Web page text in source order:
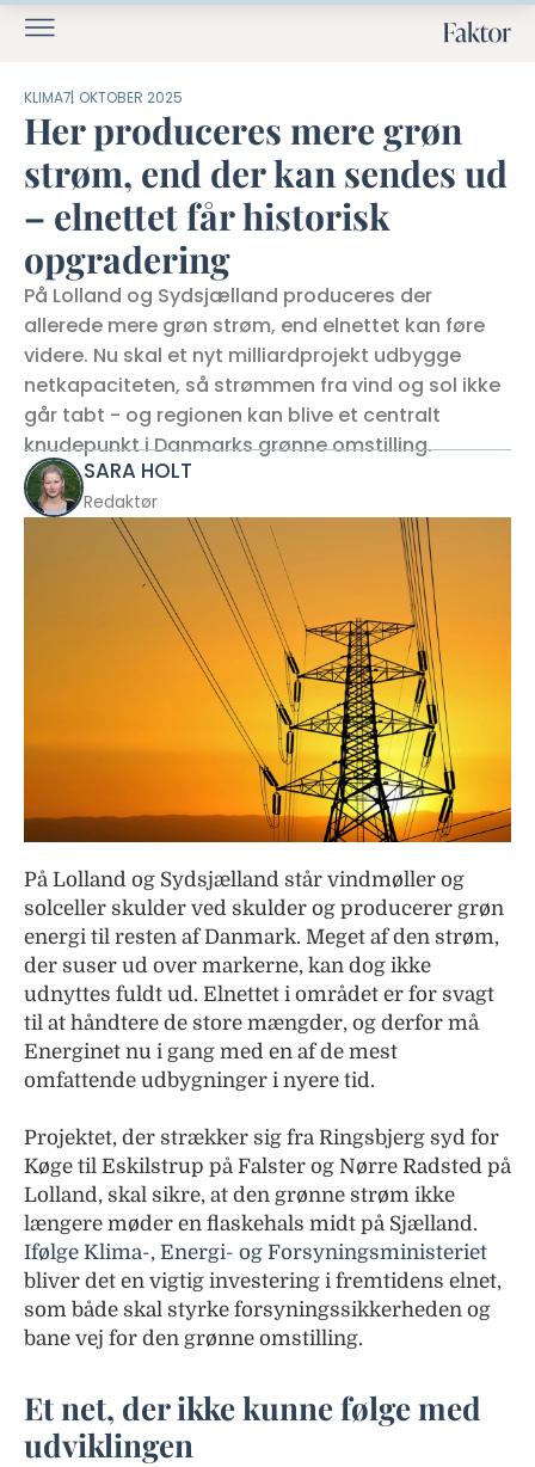
KLIMA7. OKTOBER 2025
Her produceres mere grøn
strøm, end der kan sendes ud
– elnettet får historisk
opgradering
På Lolland og Sydsjælland produceres der
allerede mere grøn strøm, end elnettet kan føre
videre. Nu skal et nyt milliardprojekt udbygge
netkapaciteten, så strømmen fra vind og sol ikke
går tabt - og regionen kan blive et centralt
knudepunkt i Danmarks grønne omstilling.
SARA HOLT
Redaktør
På Lolland og Sydsjælland står vindmøller og
solceller skulder ved skulder og producerer grøn
energi til resten af Danmark. Meget af den strøm,
der suser ud over markerne, kan dog ikke
udnyttes fuldt ud. Elnettet i området er for svagt
til at håndtere de store mængder, og derfor må
Energinet nu i gang med en af de mest
omfattende udbygninger i nyere tid.
Projektet, der strækker sig fra Ringsbjerg syd for
Køge til Eskilstrup på Falster og Nørre Radsted på
Lolland, skal sikre, at den grønne strøm ikke
længere møder en flaskehals midt på Sjælland.
Ifølge Klima-, Energi- og Forsyningsministeriet
bliver det en vigtig investering i fremtidens elnet,
som både skal styrke forsyningssikkerheden og
bane vej for den grønne omstilling.
Et net, der ikke kunne følge med
udviklingen